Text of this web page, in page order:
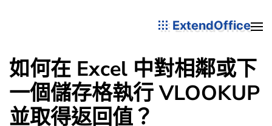
ExtendOffice
如何在 Excel 中對相鄰或下
一個儲存格執行 VLOOKUP
並取得返回值？